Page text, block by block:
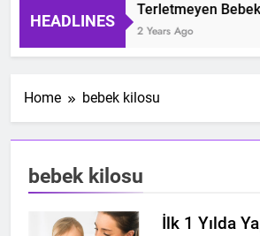
HEADLINES
Terletmeyen
2 Years Ago
Home bebek kilosu
bebek kilosu
İlk 1 Yılda